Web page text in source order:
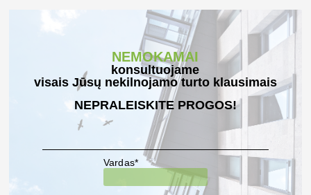
NEMOKAMAI
konsultuojame
visais Jūsų nekilnojamo turto klausimais
NEPRALEISKITE PROGOS!
Vardas*